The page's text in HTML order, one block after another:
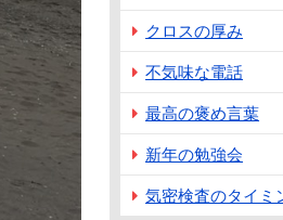
クロスの厚み
不気味な電話
最高の褒め言葉
新年の勉強会
気密検査のタイミ